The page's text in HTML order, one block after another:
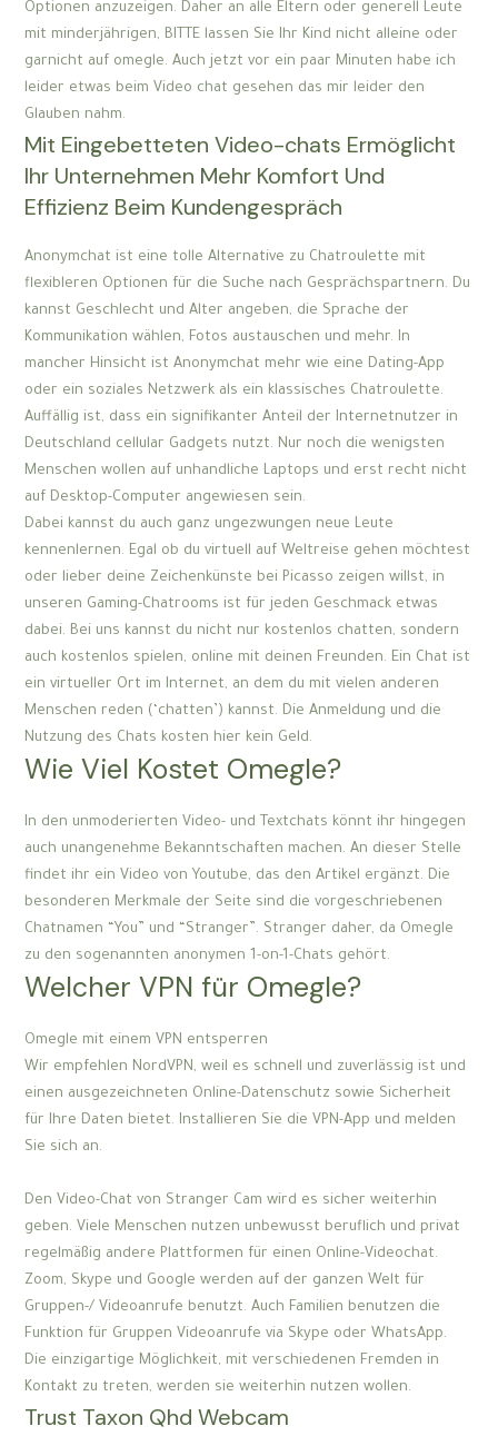
Optionen anzuzeigen. Daher an alle Eltern oder generell Leute
mit minderjährigen, BITTE lassen Sie Ihr Kind nicht alleine oder
garnicht auf omegle. Auch jetzt vor ein paar Minuten habe ich
leider etwas beim Video chat gesehen das mir leider den
Glauben nahm.
Mit Eingebetteten Video-chats Ermöglicht
Ihr Unternehmen Mehr Komfort Und
Effizienz Beim Kundengespräch
Anonymchat ist eine tolle Alternative zu Chatroulette mit
flexibleren Optionen für die Suche nach Gesprächspartnern. Du
kannst Geschlecht und Alter angeben, die Sprache der
Kommunikation wählen, Fotos austauschen und mehr. In
mancher Hinsicht ist Anonymchat mehr wie eine Dating-App
oder ein soziales Netzwerk als ein klassisches Chatroulette.
Auffällig ist, dass ein signifikanter Anteil der Internetnutzer in
Deutschland cellular Gadgets nutzt. Nur noch die wenigsten
Menschen wollen auf unhandliche Laptops und erst recht nicht
auf Desktop-Computer angewiesen sein.
Dabei kannst du auch ganz ungezwungen neue Leute
kennenlernen. Egal ob du virtuell auf Weltreise gehen möchtest
oder lieber deine Zeichenkünste bei Picasso zeigen willst, in
unseren Gaming-Chatrooms ist für jeden Geschmack etwas
dabei. Bei uns kannst du nicht nur kostenlos chatten, sondern
auch kostenlos spielen, online mit deinen Freunden. Ein Chat ist
ein virtueller Ort im Internet, an dem du mit vielen anderen
Menschen reden (‘chatten’) kannst. Die Anmeldung und die
Nutzung des Chats kosten hier kein Geld.
Wie Viel Kostet Omegle?
In den unmoderierten Video- und Textchats könnt ihr hingegen
auch unangenehme Bekanntschaften machen. An dieser Stelle
findet ihr ein Video von Youtube, das den Artikel ergänzt. Die
besonderen Merkmale der Seite sind die vorgeschriebenen
Chatnamen “You” und “Stranger”. Stranger daher, da Omegle
zu den sogenannten anonymen 1-on-1-Chats gehört.
Welcher VPN für Omegle?
Omegle mit einem VPN entsperren
Wir empfehlen NordVPN, weil es schnell und zuverlässig ist und
einen ausgezeichneten Online-Datenschutz sowie Sicherheit
für Ihre Daten bietet. Installieren Sie die VPN-App und melden
Sie sich an.
Den Video-Chat von Stranger Cam wird es sicher weiterhin
geben. Viele Menschen nutzen unbewusst beruflich und privat
regelmäßig andere Plattformen für einen Online-Videochat.
Zoom, Skype und Google werden auf der ganzen Welt für
Gruppen-/ Videoanrufe benutzt. Auch Familien benutzen die
Funktion für Gruppen Videoanrufe via Skype oder WhatsApp.
Die einzigartige Möglichkeit, mit verschiedenen Fremden in
Kontakt zu treten, werden sie weiterhin nutzen wollen.
Trust Taxon Qhd Webcam